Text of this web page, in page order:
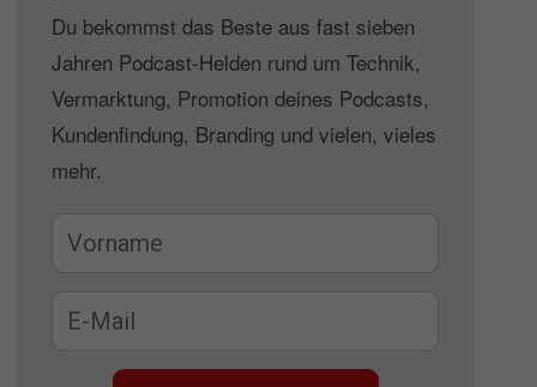
Du bekommst das Beste aus fast sieben
Jahren Podcast-Helden rund um Technik,
Vermarktung, Promotion deines Podcasts,
Kundenfindung, Branding und vielen, vieles
mehr.